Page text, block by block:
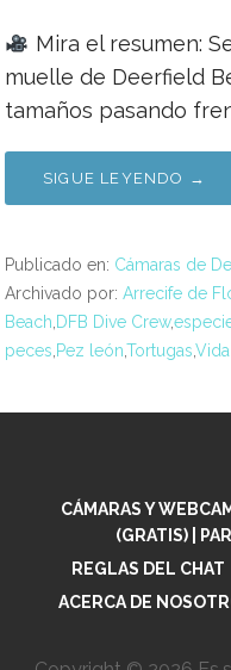
Mira el resumen:
muelle de Deerfield
tamaños pasando
SIGUE LEYENDO →
Publicado en: Cámaras de
Archivado por: Arrecife de
Beach DFB Dive Crew,
peces Pez leónTortugas
CÁMARAS Y
(GRATIS) |
REGLAS DEL CHAT
ACERCA DE